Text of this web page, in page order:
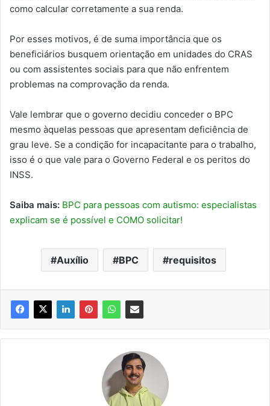
como calcular corretamente a sua renda.
Por esses motivos, é de suma importância que os
beneficiários busquem orientação em unidades do CRAS
ou com assistentes sociais para que não enfrentem
problemas na comprovação da renda.
Vale lembrar que o governo decidiu conceder o BPC
mesmo àquelas pessoas que apresentam deficiência de
grau leve. Se a condição for incapacitante para o trabalho,
isso é o que vale para o Governo Federal e os peritos do
INSS.
Saiba mais: BPC para pessoas com autismo: especialistas
explicam se é possível e COMO solicitar!
Auxílio BPC requisitos